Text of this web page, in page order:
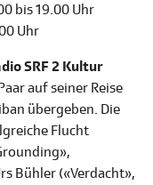
bis 19.00 Uhr
Uhr
SRF 2 Kultur
auf seiner Reise
übergeben. Die
Flucht
Bühler («Verdacht»,